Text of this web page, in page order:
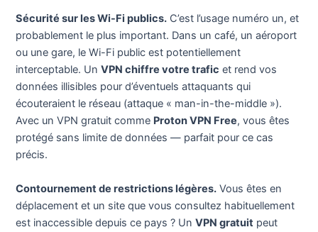
Sécurité sur les Wi-Fi publics. C’est l’usage numéro un, et
probablement le plus important. Dans un café, un aéroport
ou une gare, le Wi-Fi public est potentiellement
interceptable. UnVPN chiffre votre trafic et rend vos
données illisibles pour d’éventuels attaquants qui
écouteraient le réseau (attaque « man-in-the-middle »).
Avec un VPN gratuit comme Proton VPN Free, vous êtes
protégé sans limite de données — parfait pour ce cas
précis.
Contournement de restrictions légères. Vous êtes en
déplacement et un site que vous consultez habituellement
est inaccessible depuis ce pays ? UnVPN gratuit peut